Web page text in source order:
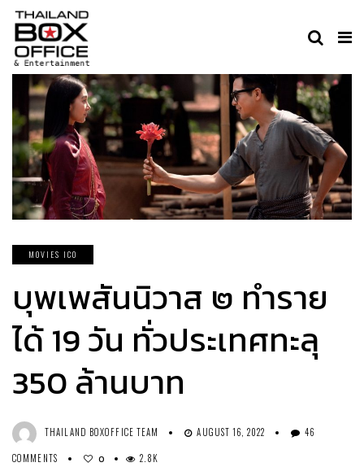
MOVIES ICO
บุพเพสันนิวาส ๒ ทำราย
ได้ 19 วัน ทั่วประเทศทะลุ
350 ล้านบาท
THAILAND BOXOFFICE TEAM AUGUST 16, 2022
46
COMMENTS
0 2.8K